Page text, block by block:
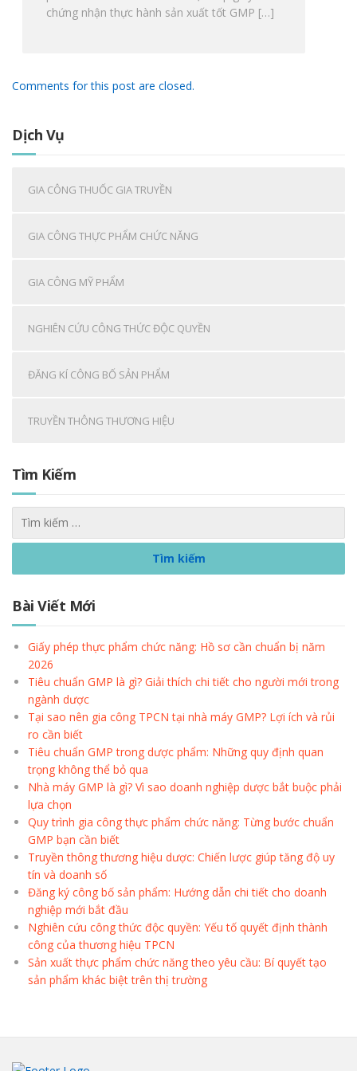
chứng nhận thực hành sản xuất tốt GMP […]
Comments for this post are closed.
Dịch Vụ
GIA CÔNG THUỐC GIA TRUYỀN
GIA CÔNG THỰC PHẨM CHỨC NĂNG
GIA CÔNG MỸ PHẨM
NGHIÊN CỨU CÔNG THỨC ĐỘC QUYỀN
ĐĂNG KÍ CÔNG BỐ SẢN PHẨM
TRUYỀN THÔNG THƯƠNG HIỆU
Tìm Kiếm
Bài Viết Mới
Giấy phép thực phẩm chức năng: Hồ sơ cần chuẩn bị năm
2026
Tiêu chuẩn GMP là gì? Giải thích chi tiết cho người mới trong
ngành dược
Tại sao nên gia công TPCN tại nhà máy GMP? Lợi ích và rủi
ro cần biết
Tiêu chuẩn GMP trong dược phẩm: Những quy định quan
trọng không thể bỏ qua
Nhà máy GMP là gì? Vì sao doanh nghiệp dược bắt buộc phải
lựa chọn
Quy trình gia công thực phẩm chức năng: Từng bước chuẩn
GMP bạn cần biết
Truyền thông thương hiệu dược: Chiến lược giúp tăng độ uy
tín và doanh số
Đăng ký công bố sản phẩm: Hướng dẫn chi tiết cho doanh
nghiệp mới bắt đầu
Nghiên cứu công thức độc quyền: Yếu tố quyết định thành
công của thương hiệu TPCN
Sản xuất thực phẩm chức năng theo yêu cầu: Bí quyết tạo
sản phẩm khác biệt trên thị trường